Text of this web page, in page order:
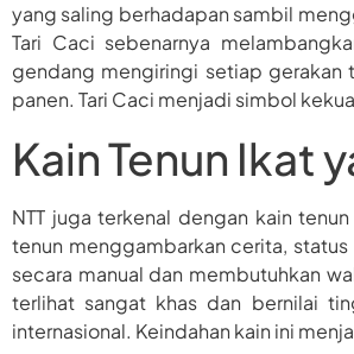
yang saling berhadapan sambil
Tari Caci sebenarnya
gendang mengiringi setiap gerakan
panen. Tari Caci menjadi simbol
Kain Tenun Ikat
NTT juga terkenal dengan kain
tenun menggambarkan cerita,
secara manual dan membutuhkan
terlihat sangat khas dan bernilai
internasional. Keindahan kain ini